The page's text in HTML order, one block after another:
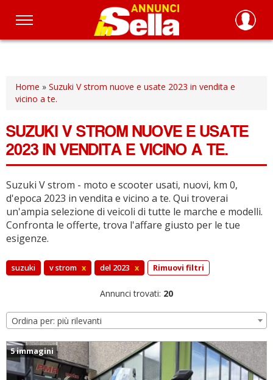
Salta
principale
Home » Suzuki V strom nuove e usate 2023 in vendita e
vicino a te.
SUZUKI V STROM NUOVE E USATE
2023 IN VENDITA E VICINO A TE.
Suzuki V strom - moto e scooter usati, nuovi, km 0,
d'epoca 2023 in vendita e vicino a te. Qui troverai
un'ampia selezione di veicoli di tutte le marche e modelli.
Confronta le offerte, trova l'affare giusto per le tue
esigenze.
suzuki v strom x del 2023 x Rimuovi filtri
Annunci trovati: 20
Ordina per: più rilevanti
5 immagini